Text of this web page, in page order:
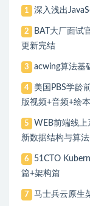
1 深入浅出
2
BAT大厂面试
更新完结
3 acwing算法基
4
美国PBS学龄
版视频+音频+绘本
5
WEB前端线
新数据结构与算法
6
51CTO
篇+架构篇
7 马士兵云原生